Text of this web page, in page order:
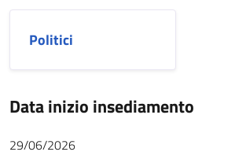
Politici
Data inizio insediamento
29/06/2026